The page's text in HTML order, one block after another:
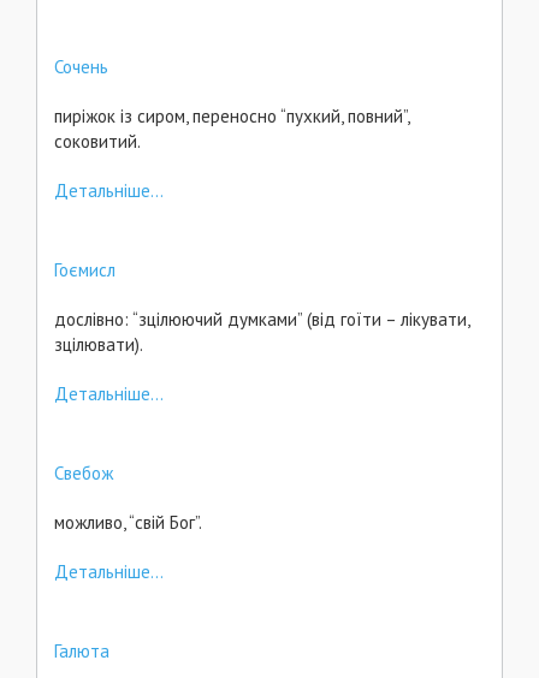
Сочень
пиріжок із сиром, переносно “пухкий, повний”,
соковитий.
Детальніше...
Гоємисл
дослівно: “зцілюючий думками” (від гоїти – лікувати,
зцілювати).
Детальніше...
Свебож
можливо, “свій Бог”.
Детальніше...
Галюта